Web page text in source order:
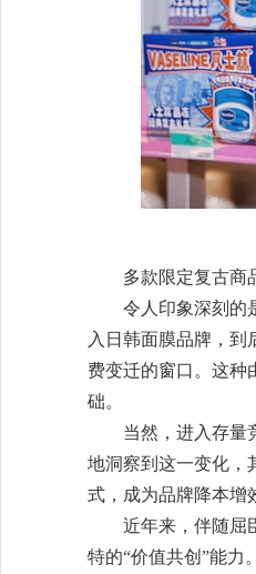
多款限定复古商
令人印象深刻的
入日韩面膜品牌，
费变迁的窗口。这种
础。
当然，进入存量
地洞察到这一变化，
式，成为品牌降本增
近年来，伴随屈
特的“价值共创”能力